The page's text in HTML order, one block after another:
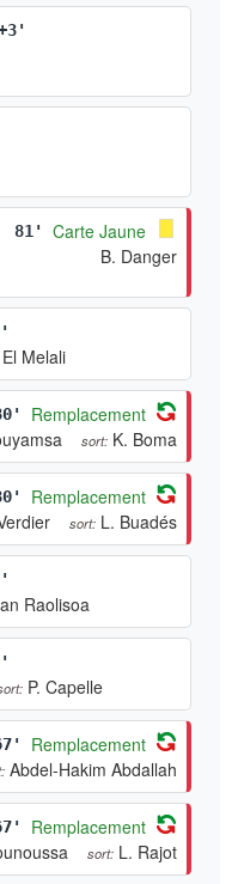
81'
Carte Jaune
B. Danger
El Melali
Remplacement
sort: K. Boma
Remplacement
sort: L. Buadés
Raolisoa
P. Capelle
Remplacement
Abdel-Hakim Abdallah
Remplacement
sort: L. Rajot